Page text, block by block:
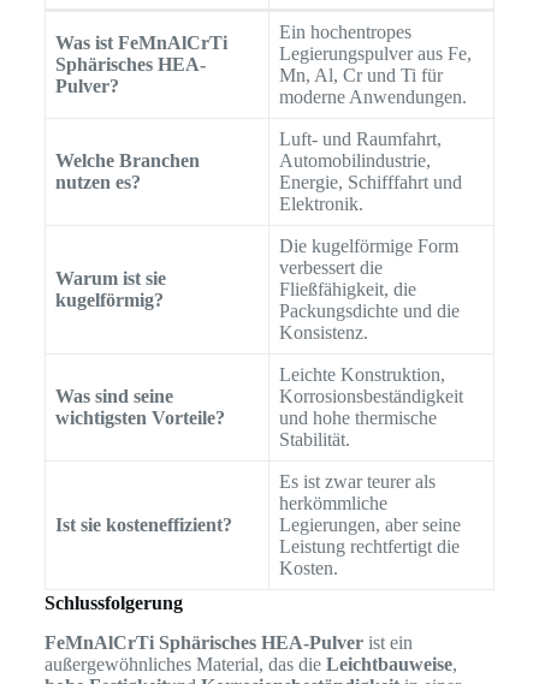
Was ist FeMnAlCrTi
Sphärisches HEA-
Pulver?
Ein hochentropes
Legierungspulver aus Fe,
Mn, Al, Cr und Ti für
moderne Anwendungen.
Welche Branchen
nutzen es?
Luft- und Raumfahrt,
Automobilindustrie,
Energie, Schifffahrt und
Elektronik.
Warum ist sie
kugelförmig?
Die kugelförmige Form
verbessert die
Fließfähigkeit, die
Packungsdichte und die
Konsistenz.
Was sind seine
wichtigsten Vorteile?
Leichte Konstruktion,
Korrosionsbeständigkeit
und hohe thermische
Stabilität.
Ist sie kosteneffizient?
Es ist zwar teurer als
herkömmliche
Legierungen, aber seine
Leistung rechtfertigt die
Kosten.
Schlussfolgerung
FeMnAlCrTi Sphärisches HEA-Pulverist ein
außergewöhnliches Material, das die Leichtbauweise,